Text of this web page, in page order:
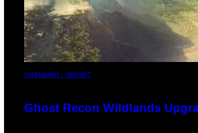
SCREENSHOT: UBISOFT
Ghost Recon Wildlands